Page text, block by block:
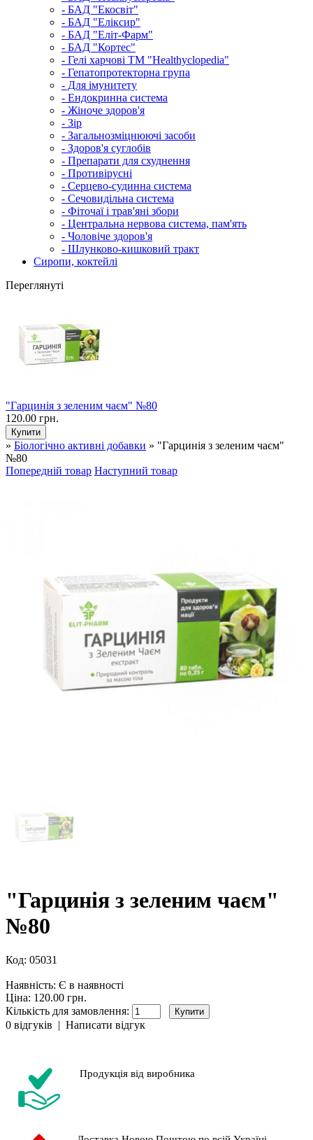
- БАД "Екосвіт"
- БАД "Еліксир"
- БАД "Еліт-Фарм"
- БАД "Кортес"
- Гелі харчові ТМ "Healthyclopedia"
- Гепатопротекторна група
- Для імунитету
- Ендокринна система
- Жіноче здоров'я
- Зір
- Загальнозміцнюючі засоби
- Здоров'я суглобів
- Препарати для схуднення
- Противірусні
- Серцево-судинна система
- Сечовидільна система
- Фіточаї і трав'яні збори
- Центральна нервова система, пам'ять
- Чоловіче здоров'я
- Шлунково-кишковий тракт
Сиропи, коктейлі
Переглянуті
"Гарцинія з зеленим чаєм" №80
120.00 грн.
» Біологічно активні добавки » "Гарцинія з зеленим чаєм"
№80
Попередній товар Наступний товар
"Гарцинія з зеленим чаєм"
№80
Код: 05031
Наявність: Є в наявності
Ціна: 120.00 грн.
Кількість для замовлення:
0 відгуків | Написати відгук
Продукція від виробника